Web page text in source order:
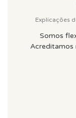
Explicações
Somos
Acreditamos